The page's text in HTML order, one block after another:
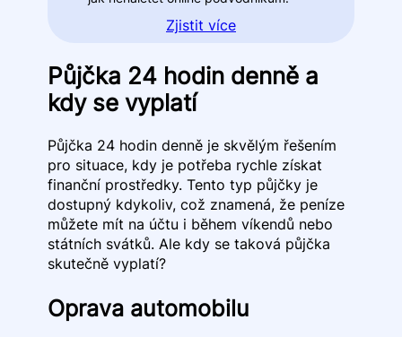
Zjistit více
Půjčka 24 hodin denně a
kdy se vyplatí
Půjčka 24 hodin denně je skvělým řešením
pro situace, kdy je potřeba rychle získat
finanční prostředky. Tento typ půjčky je
dostupný kdykoliv, což znamená, že peníze
můžete mít na účtu i během víkendů nebo
státních svátků. Ale kdy se taková půjčka
skutečně vyplatí?
Oprava automobilu